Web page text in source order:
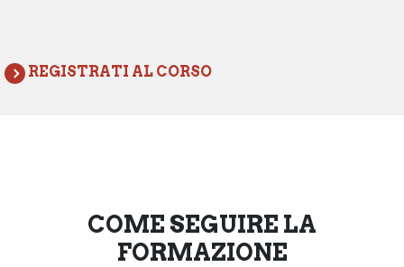
REGISTRATI AL CORSO
COME SEGUIRE LA
FORMAZIONE